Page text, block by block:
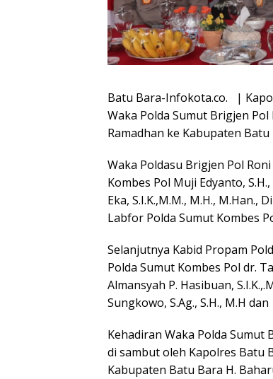
Batu Bara-Infokota.co. |
Waka Polda Sumut Brigjen Pol
Ramadhan ke Kabupaten Batu
Waka Poldasu Brigjen Pol
Kombes Pol Muji Edyanto,
Eka, S.I.K.,M.M., M.H., M.Han.,
Labfor Polda Sumut Kombes
Selanjutnya Kabid Propam
Polda Sumut Kombes Pol dr.
Almansyah P. Hasibuan,
Sungkowo, S.Ag., S.H., M.H
Kehadiran Waka Polda Sumut
di sambut oleh Kapolres Batu
Kabupaten Batu Bara H.